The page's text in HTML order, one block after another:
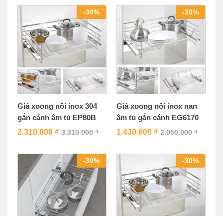
-30%
Giá xoong nồi inox 304
gắn cánh âm tủ EP80B
2.310.000 ₫ 3.310.000₫
-30%
Giá xoong nồi inox nan
âm tủ gắn cánh EG6170
1.430.000 ₫ 2.050.000₫
-30% -30%